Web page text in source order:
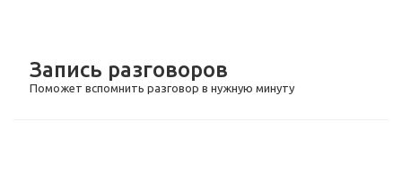
Запись разговоров
Поможет вспомнить разговор в нужную минуту